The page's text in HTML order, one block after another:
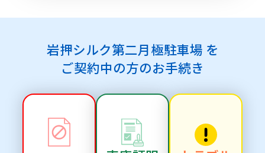
岩押シルク第二月極駐車場 を
ご契約中の方のお手続き